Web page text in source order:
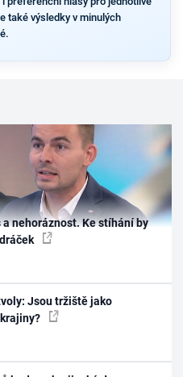
také výsledky v minulých
nehoráznost. Ke stíhání by
Jsou tržiště jako